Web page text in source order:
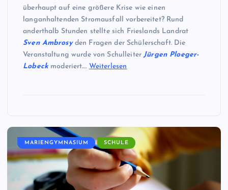
überhaupt auf eine größere Krise wie einen
langanhaltenden Stromausfall vorbereitet? Rund
anderthalb Stunden stellte sich Frieslands Landrat
Sven Ambrosyden Fragen der Schülerschaft. Die
Veranstaltung wurde von SchulleiterJürgen Ploeger-
Lobeckmoderiert.… Weiterlesen
MARIENGYMNASIUM SCHULE